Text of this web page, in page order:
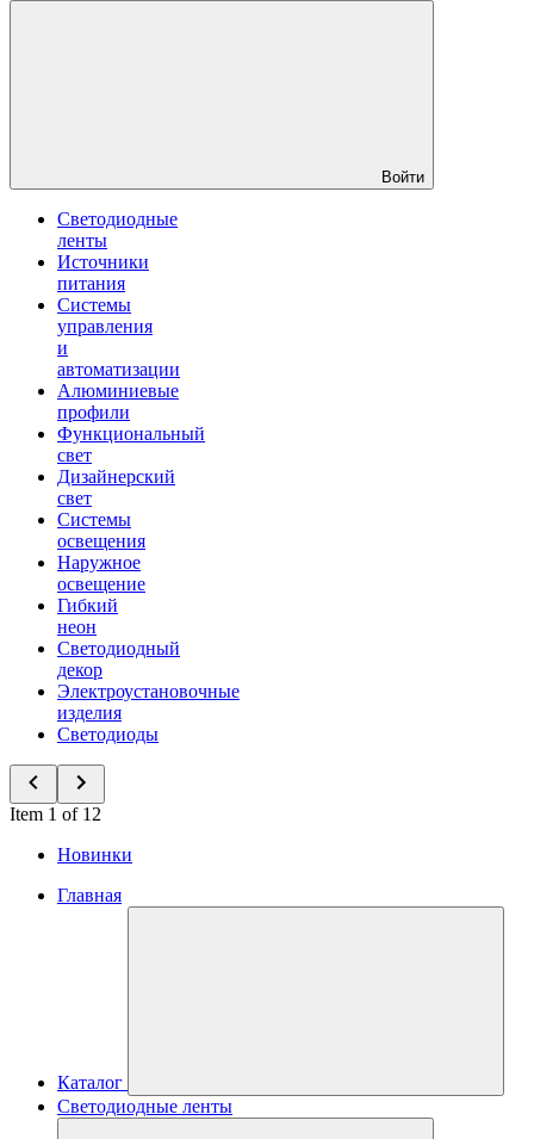
Войти
Светодиодные
ленты
Источники
питания
Системы
управления
и
автоматизации
Алюминиевые
профили
Функциональный
свет
Дизайнерский
свет
Системы
освещения
Наружное
освещение
Гибкий
неон
Светодиодный
декор
Электроустановочные
изделия
Светодиоды
Item 1 of 12
Новинки
Главная
Каталог
Светодиодные ленты